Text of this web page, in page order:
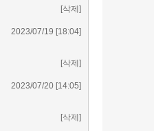
[삭제]
2023/07/19 [18:04]
[삭제]
2023/07/20 [14:05]
[삭제]